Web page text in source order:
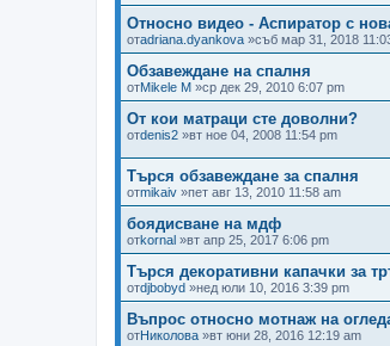
Oтносно видео - Аспиратор с
отadriana.dyankova »съб мар 31, 2018
Обзавеждане на спалня
отMikele M »ср дек 29, 2010 6:07 pm
От кои матраци сте доволни?
отdenis2 »вт ное 04, 2008 11:54 pm
Търся обзавеждане за спалня
отmikaiv »пет авг 13, 2010 11:58 am
боядисване на мдф
отkornal »вт апр 25, 2017 6:06 pm
Търся декоративни капачки за
отdjbobyd »нед юли 10, 2016 3:39 pm
Въпрос относно мотнаж на
отНиколова »вт юни 28, 2016 12:19 am